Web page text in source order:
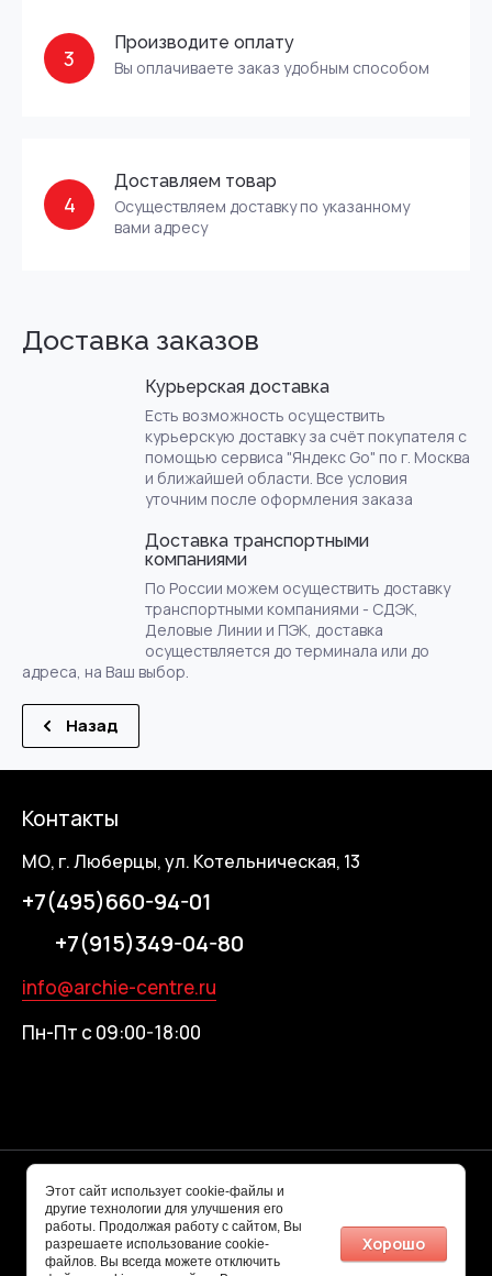
3
Производите оплату
Вы оплачиваете заказ удобным способом
4
Доставляем товар
Осуществляем доставку по указанному
вами адресу
Доставка заказов
Курьерская доставка
Есть возможность осуществить
курьерскую доставку за счёт покупателя с
помощью сервиса "Яндекс Go" по г. Москва
и ближайшей области. Все условия
уточним после оформления заказа
Доставка транспортными
компаниями
По России можем осуществить доставку
транспортными компаниями - СДЭК,
Деловые Линии и ПЭК, доставка
осуществляется до терминала или до
адреса, на Ваш выбор.
Назад
Контакты
МО, г. Люберцы, ул. Котельническая, 13
+7(495)660-94-01
+7(915)349-04-80
info@archie-centre.ru
Пн-Пт с 09:00-18:00
Этот сайт использует cookie-файлы и
другие технологии для улучшения его
работы. Продолжая работу с сайтом, Вы
разрешаете использование cookie-
файлов. Вы всегда можете отключить
Хорошо